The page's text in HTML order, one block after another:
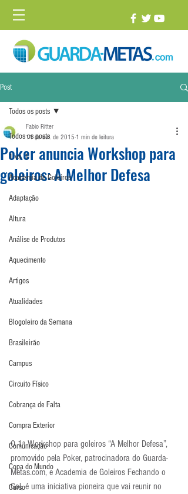
Post
Todos os posts
1 vs. 1
Academia de Goleiros
Adaptação
Altura
Análise de Produtos
Aquecimento
Artigos
Atualidades
Blogoleiro da Semana
Brasileirão
Campus
Circuito Físico
Cobrança de Falta
Compra Exterior
Comunicação
Copa do Mundo
Curso
Todos os posts
Poker anuncia Workshop para
goleiros: A Melhor Defesa
Fabio Ritter
11 de set. de 2015 1 min de leitura
O 1º Workshop para goleiros “A Melhor Defesa”,
promovido pela Poker, patrocinadora do Guarda-
Metas.com, e Academia de Goleiros Fechando o
Gol, é uma iniciativa pioneira que vai reunir no